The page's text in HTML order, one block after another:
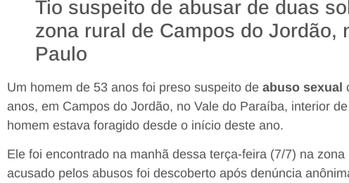
Tio suspeito de abusar de duas
zona rural de Campos do Jordão,
Paulo
Um homem de 53 anos foi preso suspeito de abuso sexual
anos, em Campos do Jordão, no Vale do Paraíba, interior de
homem estava foragido desde o início deste ano.
Ele foi encontrado na manhã dessa terça-feira (7/7) na
acusado pelos abusos foi descoberto após denúncia